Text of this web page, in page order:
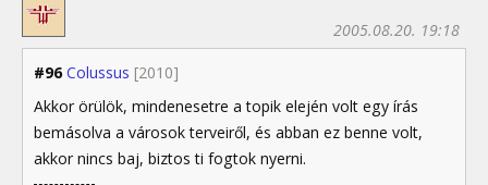
#96 Colussus [2010]
2005.08.20. 19:18
Akkor örülök, mindenesetre a topik elején volt egy írás
bemásolva a városok terveiről, és abban ez benne volt,
akkor nincs baj, biztos ti fogtok nyerni.